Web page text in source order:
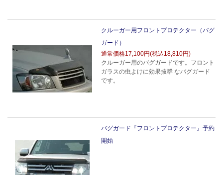
クルーガー用フロントプロテクター（バグ
ガード）
通常価格17,100円(税込18,810円)
クルーガー用のバグガードです。フロント
ガラスの虫よけに効果抜群 なバグガード
です。
バグガード『フロントプロテクター』予約
開始